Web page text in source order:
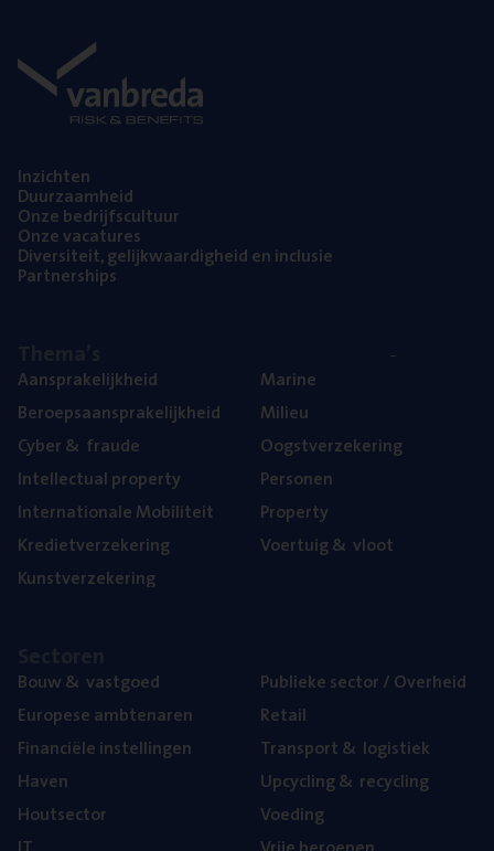
Inzich­ten
Duur­zaam­heid
Onze bedrijfs­cul­tuur
Onze vaca­tu­res
Diver­si­teit, gelijk­waar­dig­heid en inclusie
Part­ner­ships
Aan­spra­ke­lijk­heid
Beroeps­aan­spra­ke­lijk­heid
Cyber& fraude
Intel­lec­tu­al property
Inter­na­ti­o­na­le Mobiliteit
Kre­diet­ver­ze­ke­ring
Kunst­ver­ze­ke­ring
Mari­ne
Mili­eu
Oogst­ver­ze­ke­ring
Per­so­nen
Pro­per­ty
Voer­tuig& vloot
Bouw& vastgoed
Euro­pe­se ambtenaren
Finan­ci­ë­le instellingen
Haven
Hout­sec­tor
Publie­ke sec­tor / Overheid
Retail
Trans­port& logistiek
Upcy­cling& recycling
Voe­ding